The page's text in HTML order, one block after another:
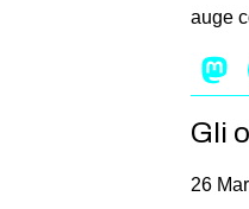
auge
Gli
26